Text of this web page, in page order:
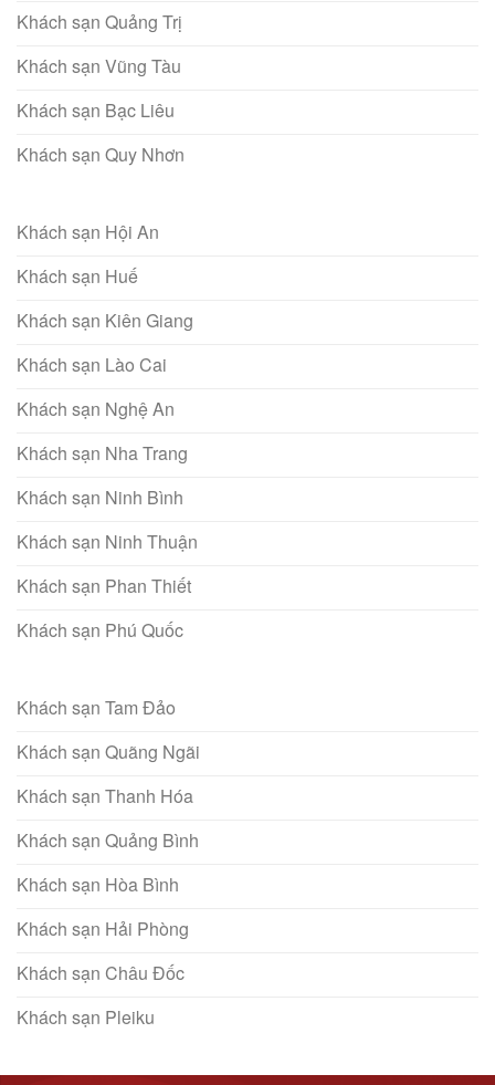
Khách sạn Quảng Trị
Khách sạn Vũng Tàu
Khách sạn Bạc Liêu
Khách sạn Quy Nhơn
Khách sạn Hội An
Khách sạn Huế
Khách sạn Kiên Giang
Khách sạn Lào Cai
Khách sạn Nghệ An
Khách sạn Nha Trang
Khách sạn Ninh Bình
Khách sạn Ninh Thuận
Khách sạn Phan Thiết
Khách sạn Phú Quốc
Khách sạn Tam Đảo
Khách sạn Quãng Ngãi
Khách sạn Thanh Hóa
Khách sạn Quảng Bình
Khách sạn Hòa Bình
Khách sạn Hải Phòng
Khách sạn Châu Đốc
Khách sạn Pleiku